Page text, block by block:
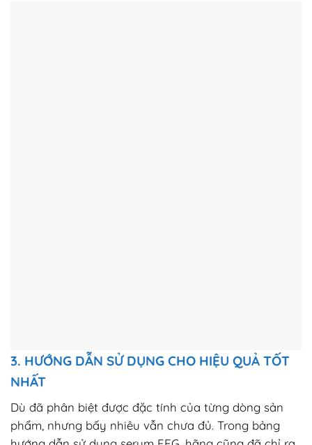
3. HƯỚNG DẪN SỬ DỤNG CHO HIỆU QUẢ TỐT
NHẤT
Dù đã phân biệt được đặc tính của từng dòng sản
phẩm, nhưng bấy nhiêu vẫn chưa đủ. Trong bảng